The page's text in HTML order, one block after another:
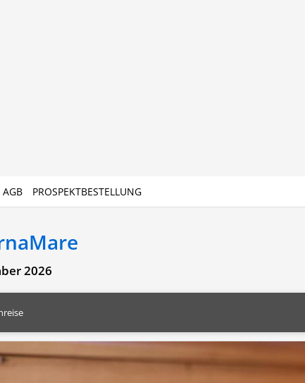
AGB PROSPEKTBESTELLUNG
2026